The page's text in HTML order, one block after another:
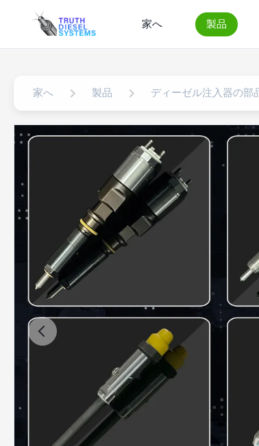
家へ 製品
家へ 製品 ディーゼル注入器の部